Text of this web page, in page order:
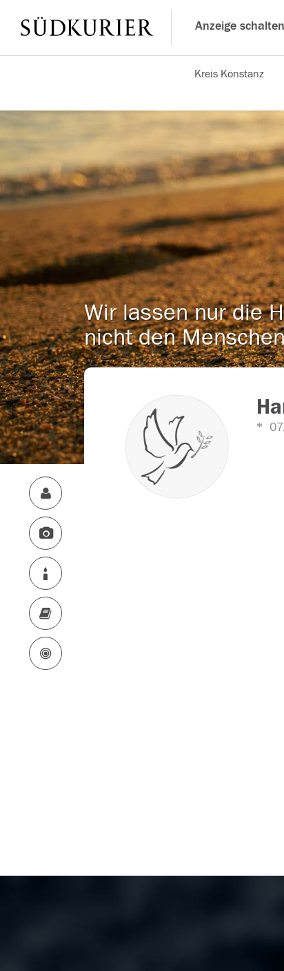
Anzeige schalten
Kreis Konstanz
Wir lassen nur die
nicht den